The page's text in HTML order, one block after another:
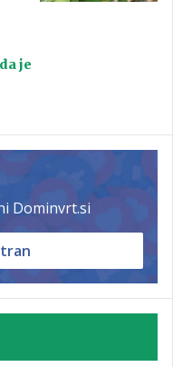
je
Dominvrt.si